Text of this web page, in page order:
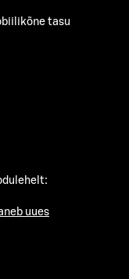
tasu
uues